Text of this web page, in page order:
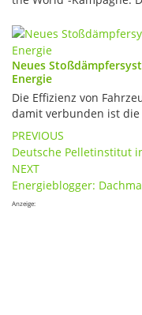
Neues
Energie
Die Effizienz von
damit verbunden ist die
Post
navigation
PREVIOUS
Deutsche Pelletinstitut
NEXT
Energieblogger:
Anzeige: